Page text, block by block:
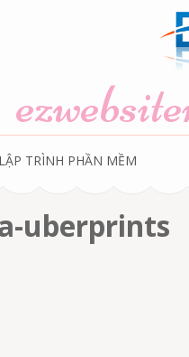
LẬP TRÌNH PHẦN MỀM
uberprints